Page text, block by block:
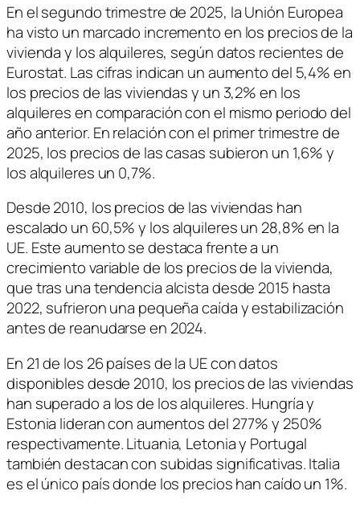
En el segundo trimestre de 2025, la Unión Europea
ha visto un marcado incremento en los precios de la
vivienda y los alquileres, según datos recientes de
Eurostat. Las cifras indican un aumento del 5,4% en
los precios de las viviendas y un 3,2% en los
alquileres en comparación con el mismo periodo del
año anterior. En relación con el primer trimestre de
2025, los precios de las casas subieron un 1,6% y
los alquileres un 0,7%.
Desde 2010, los precios de las viviendas han
escalado un 60,5% y los alquileres un 28,8% en la
UE. Este aumento se destaca frente a un
crecimiento variable de los precios de la vivienda,
que tras una tendencia alcista desde 2015 hasta
2022, sufrieron una pequeña caída y estabilización
antes de reanudarse en 2024.
En 21 de los 26 países de la UE con datos
disponibles desde 2010, los precios de las viviendas
han superado a los de los alquileres. Hungría y
Estonia lideran con aumentos del 277% y 250%
respectivamente. Lituania, Letonia y Portugal
también destacan con subidas significativas. Italia
es el único país donde los precios han caído un 1%.